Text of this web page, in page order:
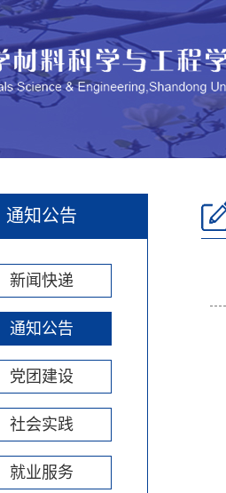
通知公告
新闻快递
通知公告
党团建设
社会实践
就业服务